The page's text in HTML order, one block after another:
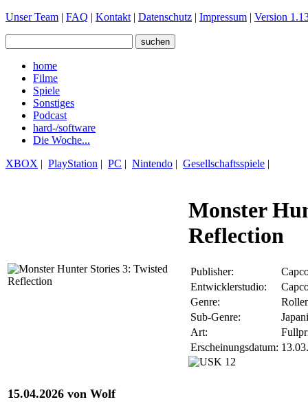
Unser Team | FAQ | Kontakt | Datenschutz | Impressum | Version
home
Filme
Spiele
Sonstiges
Podcast
hard-/software
Die Woche...
XBOX | PlayStation | PC | Nintendo | Gesellschaftsspiele |
Monster
Reflection
Publisher:
Entwicklerstudio:
Genre:
Sub-Genre:
Art:
Erscheinungsdatum:
15.04.2026 von Wolf